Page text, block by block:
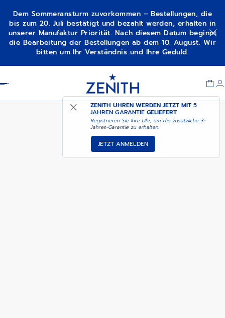
Dem Sommeransturm zuvorkommen – Bestellungen, die
bis zum 20. Juli bestätigt und bezahlt werden, erhalten in
unserer Manufaktur Priorität. Nach diesem Datum beginnt
die Bearbeitung der Bestellungen ab dem 10. August. Wir
bitten um Ihr Verständnis und Ihre Geduld.
ZENITH UHREN WERDEN JETZT MIT5
JAHREN GARANTIE GELIEFERT
Registrieren Sie Ihre Uhr, um die zusätzliche 3-
Jahres-Garantie zu erhalten.
JETZT ANMELDEN
DEFY REVIVAL IN DEN WARENKORB
LEGEN